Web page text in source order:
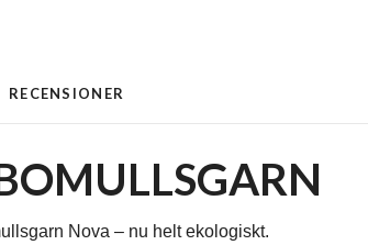
RECENSIONER
Nova – nu helt ekologiskt.